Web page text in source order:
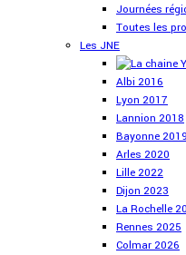
Journées
Toutes les
Les JNE
Albi 2016
Lyon 2017
Lannion 2018
Bayonne 2019
Arles 2020
Lille 2022
Dijon 2023
La Rochelle
Rennes 2025
Colmar 2026